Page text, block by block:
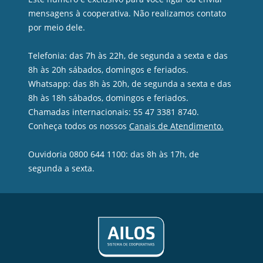
mensagens à cooperativa. Não realizamos contato
por meio dele.
Telefonia: das 7h às 22h, de segunda a sexta e das
8h às 20h sábados, domingos e feriados.
Whatsapp: das 8h às 20h, de segunda a sexta e das
8h às 18h sábados, domingos e feriados.
Chamadas internacionais: 55 47 3381 8740.
Conheça todos os nossos Canais de Atendimento.
Ouvidoria 0800 644 1100: das 8h às 17h, de
segunda a sexta.